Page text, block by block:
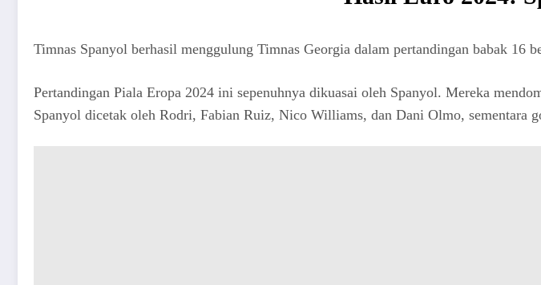
Timnas Spanyol berhasil menggulung Timnas Georgia dalam pertandingan babak
Pertandingan Piala Eropa 2024 ini sepenuhnya dikuasai oleh Spanyol. Mereka
Spanyol dicetak oleh Rodri, Fabian Ruiz, Nico Williams, dan Dani Olmo, sementara